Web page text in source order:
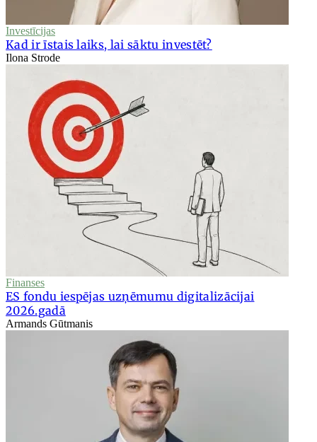
Investīcijas
Kad ir īstais laiks, lai sāktu investēt?
Ilona Strode
Finanses
ES fondu iespējas uzņēmumu digitalizācijai
2026.gadā
Armands Gūtmanis